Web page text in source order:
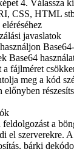
4. Válassza
CSS, HTML
javaslatok
Base64
fájlméret
meg a kód
előnyben
a
el szerverekre.
bárki